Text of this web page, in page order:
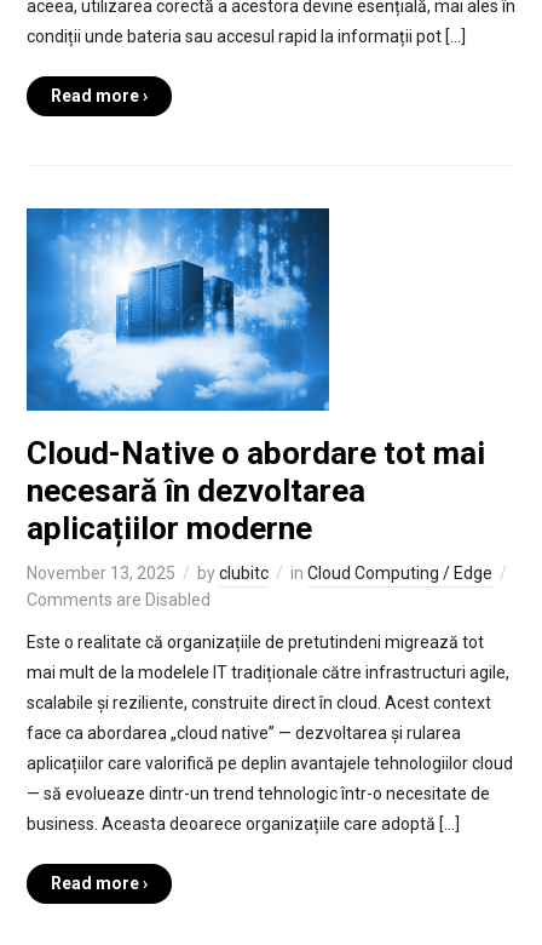
aceea, utilizarea corectă a acestora devine esențială, mai ales în
condiții unde bateria sau accesul rapid la informații pot […]
Read more ›
Cloud-Native o abordare tot mai
necesară în dezvoltarea
aplicațiilor moderne
November 13, 2025 byclubitc in Cloud Computing / Edge
Comments are Disabled
Este o realitate că organizațiile de pretutindeni migrează tot
mai mult de la modelele IT tradiționale către infrastructuri agile,
scalabile și reziliente, construite direct în cloud. Acest context
face ca abordarea „cloud native” — dezvoltarea și rularea
aplicațiilor care valorifică pe deplin avantajele tehnologiilor cloud
— să evolueaze dintr-un trend tehnologic într-o necesitate de
business. Aceasta deoarece organizațiile care adoptă […]
Read more ›